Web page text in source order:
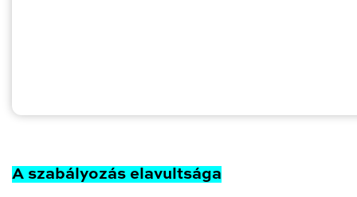
A szabályozás elavultsága